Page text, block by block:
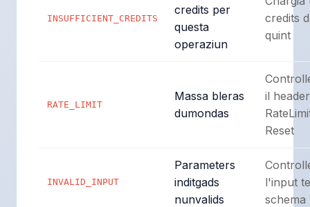
INSUFFICIENT_CREDITS
credits per
questa
operaziun
credits
quint
RATE_LIMIT
Massa bleras
dumondas
il
Reset
INVALID_INPUT
Parameters
inditgads
nunvalids
l'input
schema